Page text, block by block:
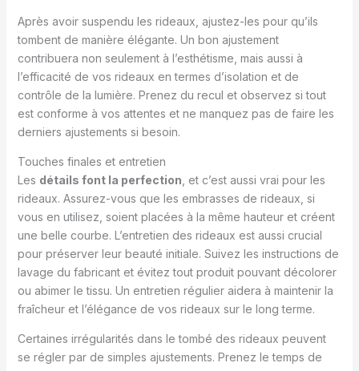
Après avoir suspendu les rideaux, ajustez-les pour qu’ils
tombent de manière élégante. Un bon ajustement
contribuera non seulement à l’esthétisme, mais aussi à
l’efficacité de vos rideaux en termes d’isolation et de
contrôle de la lumière. Prenez du recul et observez si tout
est conforme à vos attentes et ne manquez pas de faire les
derniers ajustements si besoin.
Touches finales et entretien
Les détails font la perfection , et c’est aussi vrai pour les
rideaux. Assurez-vous que les embrasses de rideaux, si
vous en utilisez, soient placées à la même hauteur et créent
une belle courbe. L’entretien des rideaux est aussi crucial
pour préserver leur beauté initiale. Suivez les instructions de
lavage du fabricant et évitez tout produit pouvant décolorer
ou abimer le tissu. Un entretien régulier aidera à maintenir la
fraîcheur et l’élégance de vos rideaux sur le long terme.
Certaines irrégularités dans le tombé des rideaux peuvent
se régler par de simples ajustements. Prenez le temps de